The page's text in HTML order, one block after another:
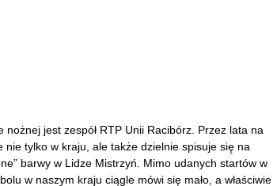
jest zespół RTP Unii Racibórz. Przez lata na
tylko w kraju, ale także dzielnie spisuje się na
barwy w Lidze Mistrzyń. Mimo udanych startów w
w naszym kraju ciągle mówi się mało, a właściwie